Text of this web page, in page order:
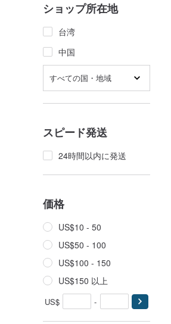
ショップ所在地
台湾
中国
すべての国・地域
スピード発送
24時間以内に発送
価格
US$10 - 50
US$50 - 100
US$100 - 150
US$150 以上
US$ -